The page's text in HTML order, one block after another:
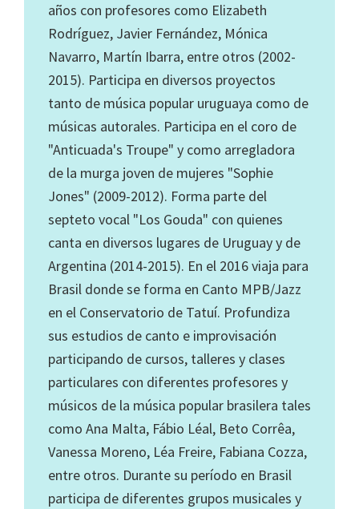
años con profesores como Elizabeth
Rodríguez, Javier Fernández, Mónica
Navarro, Martín Ibarra, entre otros (2002-
2015). Participa en diversos proyectos
tanto de música popular uruguaya como de
músicas autorales. Participa en el coro de
"Anticuada's Troupe" y como arregladora
de la murga joven de mujeres "Sophie
Jones" (2009-2012). Forma parte del
septeto vocal "Los Gouda" con quienes
canta en diversos lugares de Uruguay y de
Argentina (2014-2015). En el 2016 viaja para
Brasil donde se forma en Canto MPB/Jazz
en el Conservatorio de Tatuí. Profundiza
sus estudios de canto e improvisación
participando de cursos, talleres y clases
particulares con diferentes profesores y
músicos de la música popular brasilera tales
como Ana Malta, Fábio Léal, Beto Corrêa,
Vanessa Moreno, Léa Freire, Fabiana Cozza,
entre otros. Durante su período en Brasil
participa de diferentes grupos musicales y